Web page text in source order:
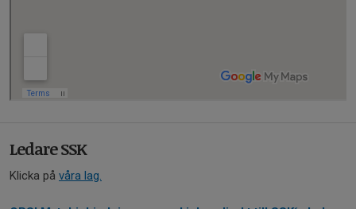
Ledare SSK
Klicka på våra lag.